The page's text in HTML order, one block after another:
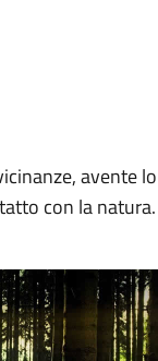
avente lo
con la natura.